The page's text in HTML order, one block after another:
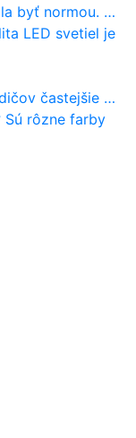
stojí priemerne 1251 eur!
LED svetiel je
než staré halogény
Sú rôzne farby